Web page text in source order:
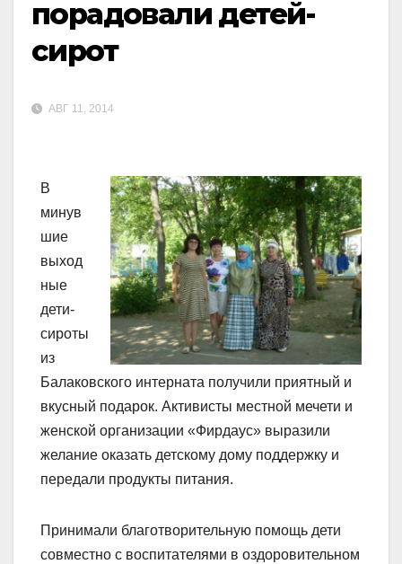
порадовали детей-
сирот
АВГ 11, 2014
В
минув
шие
выход
ные
дети-
сироты
из
Балаковского интерната получили приятный и
вкусный подарок. Активисты местной мечети и
женской организации «Фирдаус» выразили
желание оказать детскому дому поддержку и
передали продукты питания.
Принимали благотворительную помощь дети
совместно с воспитателями в оздоровительном